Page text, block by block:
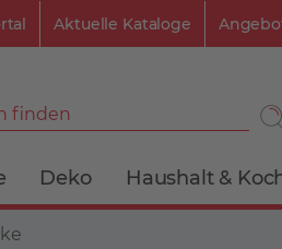
Aktuelle Kataloge
finden
Deko Haushalt &